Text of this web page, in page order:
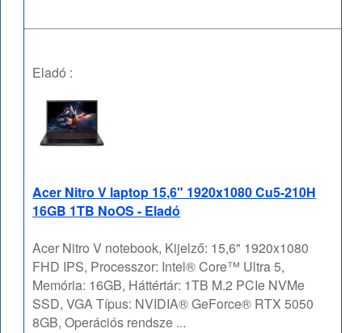
Eladó :
Acer Nitro V laptop 15,6" 1920x1080 Cu5-210H
16GB 1TB NoOS - Eladó
Acer Nitro V notebook, Kijelző: 15,6" 1920x1080
FHD IPS, Processzor: Intel® Core™ Ultra 5,
Memória: 16GB, Háttértár: 1TB M.2 PCIe NVMe
SSD, VGA Típus: NVIDIA® GeForce® RTX 5050
8GB, Operációs rendsze ...